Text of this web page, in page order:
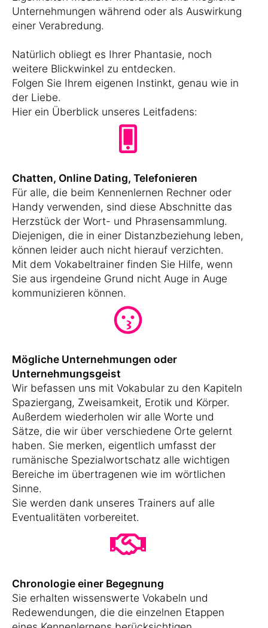
Unternehmungen während oder als Auswirkung
einer Verabredung.
Natürlich obliegt es Ihrer Phantasie, noch
weitere Blickwinkel zu entdecken.
Folgen Sie Ihrem eigenen Instinkt, genau wie in
der Liebe.
Hier ein Überblick unseres Leitfadens:
Chatten, Online Dating, Telefonieren
Für alle, die beim Kennenlernen Rechner oder
Handy verwenden, sind diese Abschnitte das
Herzstück der Wort- und Phrasensammlung.
Diejenigen, die in einer Distanzbeziehung leben,
können leider auch nicht hierauf verzichten.
Mit dem Vokabeltrainer finden Sie Hilfe, wenn
Sie aus irgendeine Grund nicht Auge in Auge
kommunizieren können.
Mögliche Unternehmungen oder
Unternehmungsgeist
Wir befassen uns mit Vokabular zu den Kapiteln
Spaziergang, Zweisamkeit, Erotik und Körper.
Außerdem wiederholen wir alle Worte und
Sätze, die wir über verschiedene Orte gelernt
haben. Sie merken, eigentlich umfasst der
rumänische Spezialwortschatz alle wichtigen
Bereiche im übertragenen wie im wörtlichen
Sinne.
Sie werden dank unseres Trainers auf alle
Eventualitäten vorbereitet.
Chronologie einer Begegnung
Sie erhalten wissenswerte Vokabeln und
Redewendungen, die die einzelnen Etappen